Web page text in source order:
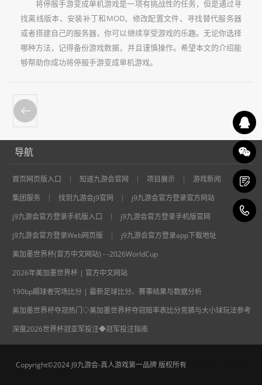
将停服手游变成单机游戏是一项有挑战性的任务，但是通过寻
找离线版本、安装补丁和MOD、修改配置文件、寻找替代服务器
或者搭建自己的服务器，你可以继续享受游戏的乐趣。无论你选择
哪种方法，记得备份游戏数据，并且谨慎操作。希望本文的介绍能
够帮助你成功将停服手游变成单机游戏。
导航
首页网页版入口 知道九游会官网 项目展示
游戏新闻
集团服务
找到九游会j9官网
j9九游会官方登录官方网站
j9九游会官方登录手机版入口
j9九游会官方登录手机版官网
j9九游会官方登录Web网页版
j9九游会官方登录app下载地址
美加墨世界杯(官方中文网站) - -2026WorldCup
2026年美加墨世界杯 | 官方中文网站
190bp踢球者完场比分 | 最新足球比分、赛事结果与数据分析
美加墨世界杯夺冠热门◇美加墨世界杯夺冠赔率表比分竞猜与大小球玩法参考
深度2026世界杯冠亚军投注◆冠军投注指南
Copyright©2024 J9九游会-真人游戏第一品牌 版权所有